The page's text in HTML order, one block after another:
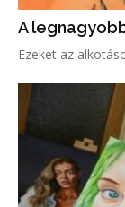
A
Ezeket az